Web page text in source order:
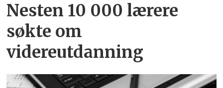
Nesten 10 000 lærere
søkte om
videreutdanning